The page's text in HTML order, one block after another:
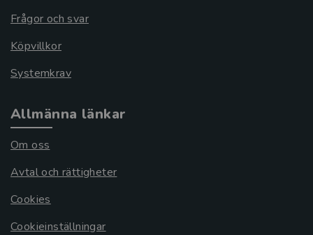
Frågor och svar
Köpvillkor
Systemkrav
Allmänna länkar
Om oss
Avtal och rättigheter
Cookies
Cookieinställningar